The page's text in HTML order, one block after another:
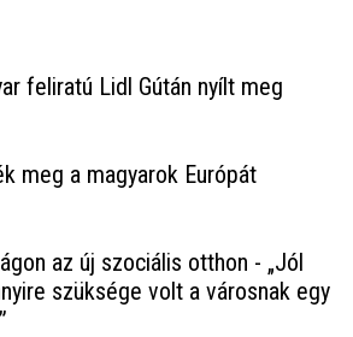
feliratú Lidl Gútán nyílt meg
meg a magyarok Európát
az új szociális otthon - „Jól
szüksége volt a városnak egy